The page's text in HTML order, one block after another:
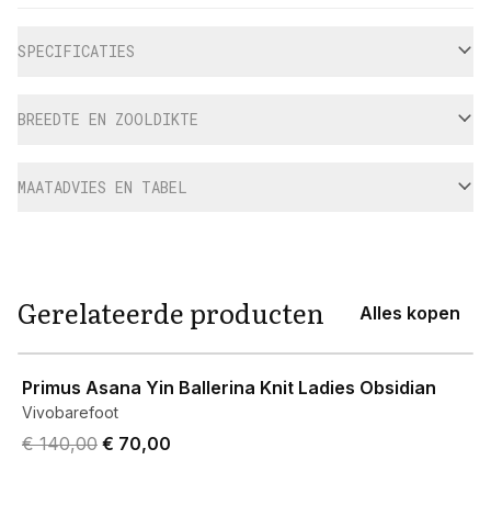
SPECIFICATIES
BREEDTE EN ZOOLDIKTE
MAATADVIES EN TABEL
Gerelateerde producten Alles kopen
Primus Asana Yin Ballerina Knit Ladies Obsidian
Vivobarefoot
Original price was € 140,00.
€ 140,00 Current price is € 70,00.
€ 70,00